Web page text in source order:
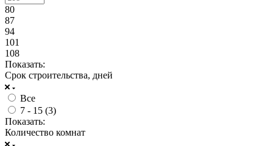
80
87
94
101
108
Показать:
Срок строительства, дней
Все
7 - 15 (3)
Показать:
Количество комнат